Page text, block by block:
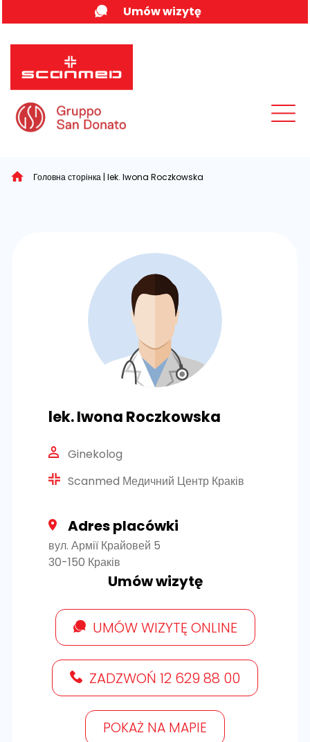
to
content
Umów wizytę
Головна сторінка | lek. Iwona Roczkowska
lek. Iwona Roczkowska
Ginekolog
Scanmed Медичний Центр Краків
Adres placówki
вул. Армії Крайовей 5
30-150 Краків
Umów wizytę
UMÓW WIZYTĘ ONLINE
ZADZWOŃ 12 629 88 00
POKAŻ NA MAPIE